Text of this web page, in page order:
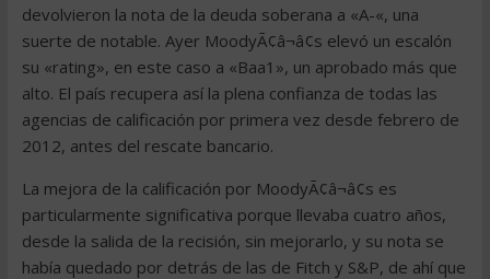
devolvieron la nota de la deuda soberana a «A-«, una
suerte de notable. Ayer MoodyÃ¢â¬â¢s elevó un escalón
su «rating», en este caso a «Baa1», un aprobado más que
alto. El país recupera así la plena confianza de todas las
agencias de calificación por primera vez desde febrero de
2012, antes del rescate bancario.
La mejora de la calificación por MoodyÃ¢â¬â¢s es
particularmente significativa porque llevaba cuatro años,
desde la salida de la recisión, sin mejorarlo, y su nota se
había quedado por detrás de las de Fitch y S&P, de ahí que